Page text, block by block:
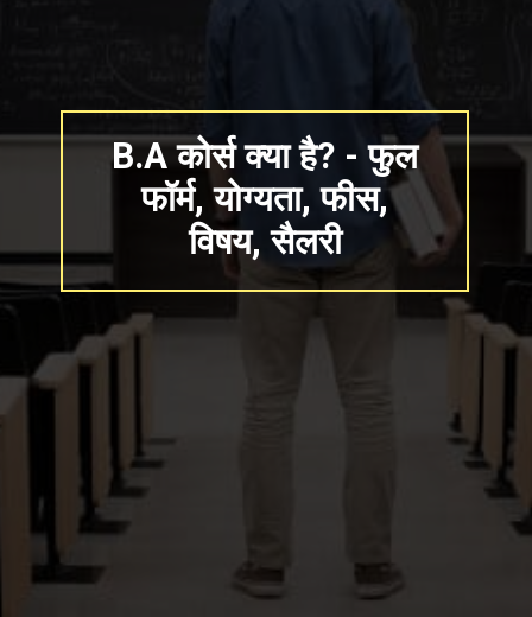
B.A कोर्स क्या है? - फुल
फॉर्म, योग्यता, फीस,
विषय, सैलरी